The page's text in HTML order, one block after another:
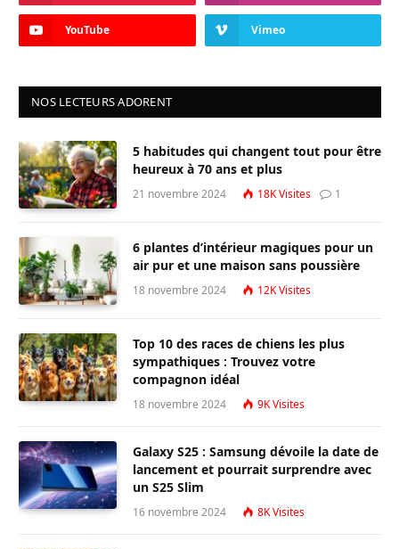
YouTube Vimeo
NOS LECTEURS ADORENT
5 habitudes qui changent tout pour être
heureux à 70 ans et plus
21 novembre 2024 18KVisites 1
6 plantes d’intérieur magiques pour un
air pur et une maison sans poussière
18 novembre 2024 12KVisites
Top 10 des races de chiens les plus
sympathiques : Trouvez votre
compagnon idéal
18 novembre 2024 9KVisites
Galaxy S25 : Samsung dévoile la date de
lancement et pourrait surprendre avec
un S25 Slim
16 novembre 2024 8KVisites